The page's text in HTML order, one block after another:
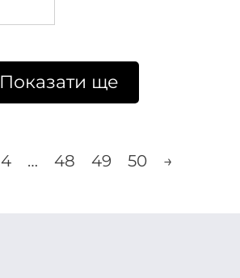
Показати ще
4 … 48 49 50 →